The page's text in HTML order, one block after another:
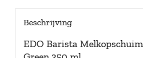
Beschrijving
EDO Barista